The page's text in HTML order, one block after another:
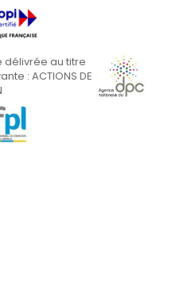
délivrée au titre
: ACTIONS DE